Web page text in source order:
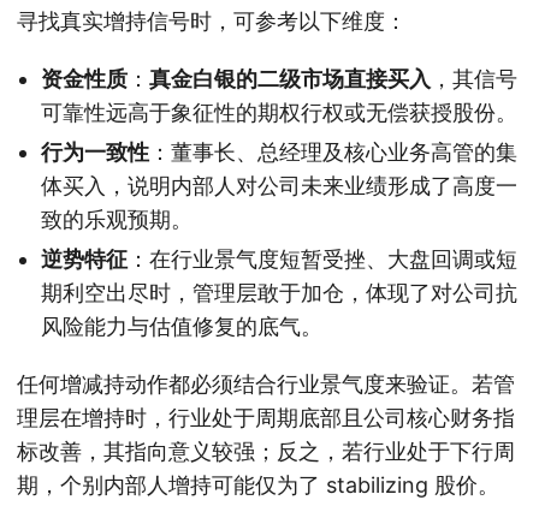
寻找真实增持信号时，可参考以下维度：
资金性质 ： 真金白银的二级市场直接买入 ，其信号
可靠性远高于象征性的期权行权或无偿获授股份。
行为一致性 ：董事长、总经理及核心业务高管的集
体买入，说明内部人对公司未来业绩形成了高度一
致的乐观预期。
逆势特征 ：在行业景气度短暂受挫、大盘回调或短
期利空出尽时，管理层敢于加仓，体现了对公司抗
风险能力与估值修复的底气。
任何增减持动作都必须结合行业景气度来验证。若管
理层在增持时，行业处于周期底部且公司核心财务指
标改善，其指向意义较强；反之，若行业处于下行周
期，个别内部人增持可能仅为了 stabilizing 股价。